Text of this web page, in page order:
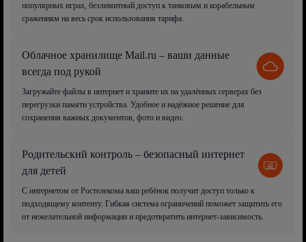
популярных играх, безлимитный доступ к танковым и корабельным
сражениям на весь срок использования тарифа.
Облачное хранилище Mail.ru – ваши данные
всегда под рукой
Загружайте файлы в интернет и храните их на удалённых серверах без
перегрузки памяти устройства. Удобное и надёжное решение для
сохранения важных документов, фото и видео.
Родительский контроль – безопасный интернет
для детей
С интернетом от Ростелекома ваш ребёнок получит доступ только к
подходящему контенту. Гибкая система ограничений поможет защитить его
от нежелательной информации и предотвратить интернет-зависимость.